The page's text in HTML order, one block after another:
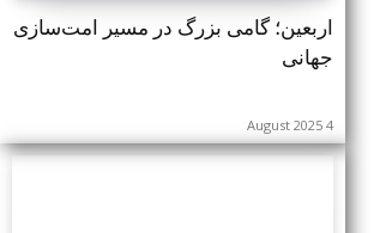
اربعین؛ گامی بزرگ در مسیر امت‌سازی
جهانی
4 August 2025